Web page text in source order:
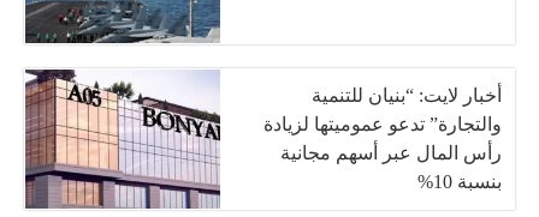
أخبار لايت: “بنيان للتنمية
والتجارة” تدعو عموميتها لزيادة
رأس المال عبر أسهم مجانية
بنسبة 10%